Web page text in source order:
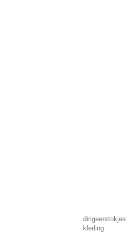
dirigeerstokjes
kleding